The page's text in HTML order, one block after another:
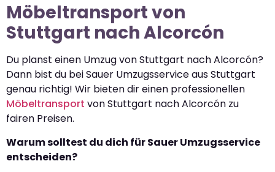
Möbeltransport von
Stuttgart nach Alcorcón
Du planst einen Umzug von Stuttgart nach Alcorcón?
Dann bist du bei Sauer Umzugsservice aus Stuttgart
genau richtig! Wir bieten dir einen professionellen
Möbeltransport von Stuttgart nach Alcorcón zu
fairen Preisen.
Warum solltest du dich für Sauer Umzugsservice
entscheiden?